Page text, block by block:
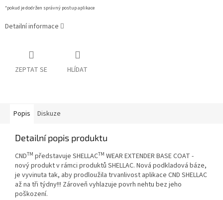
*pokud je dodržen správný postup aplikace
Detailní informace
ZEPTAT SE HLÍDAT
Popis Diskuze
Detailní popis produktu
CNDTM představuje SHELLACTM WEAR EXTENDER BASE COAT -
nový produkt v rámci produktů SHELLAC. Nová podkladová báze,
je vyvinuta tak, aby prodloužila trvanlivost aplikace CND SHELLAC
až na tři týdny!!! Zároveň vyhlazuje povrh nehtu bez jeho
poškození.